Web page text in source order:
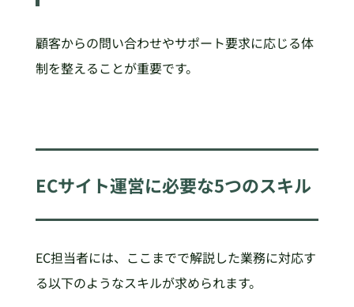
顧客からの問い合わせやサポート要求に応じる体
制を整えることが重要です。
ECサイト運営に必要な5つのスキル
EC担当者には、ここまでで解説した業務に対応す
る以下のようなスキルが求められます。